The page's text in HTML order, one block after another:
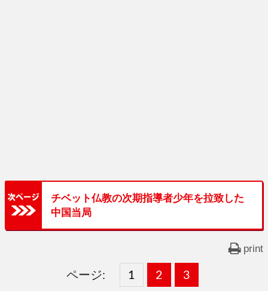
チベット仏教の次期指導者少年を拉致した
中国当局
print
ページ:
固
1 ,
固
2 ,
固
3